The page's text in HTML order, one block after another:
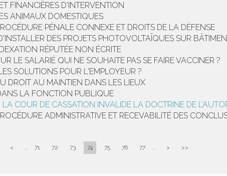
FINANCIÈRES D'INTERVENTION
ANIMAUX DOMESTIQUES
PÉNALE CONNEXE ET DROITS DE LA DÉFENSE
DES PROJETS PHOTOVOLTAÏQUES SUR
RÉPUTÉE NON ÉCRITE
LE SALARIÉ QUI NE SOUHAITE PAS SE FAIRE VACCINER ?
SOLUTIONS POUR L'EMPLOYEUR ?
DROIT AU MAINTIEN DANS LES LIEUX
LA FONCTION PUBLIQUE
COUR DE CASSATION INVALIDE LA DOCTRINE DE
ADMINISTRATIVE ET RECEVABILITÉ DES
< ... 71 72 73 74 75 76 77 ... > >>